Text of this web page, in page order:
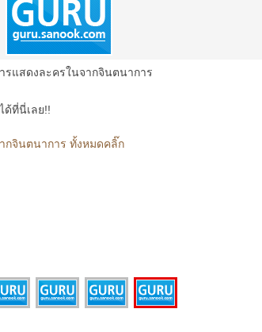
รแสดงละครในจากจินตนาการ
ด้ที่นี่เลย!!
กจินตนาการ ทั้งหมดคลิ๊ก